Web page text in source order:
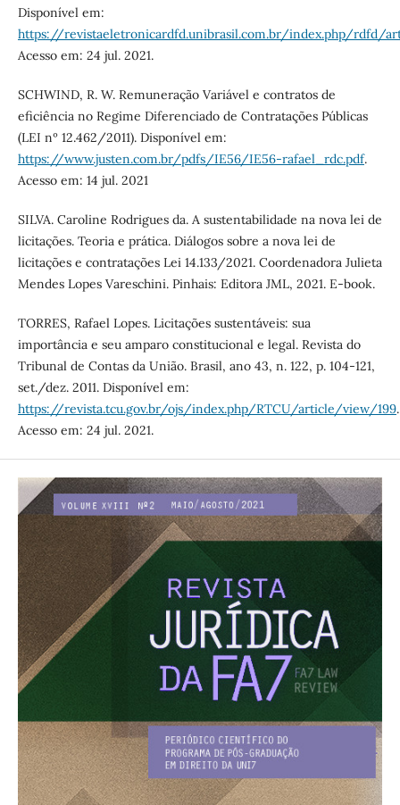
Disponível em:
https://revistaeletronicardfd.unibrasil.com.br/index.php/rdfd/
Acesso em: 24 jul. 2021.
SCHWIND, R. W. Remuneração Variável e contratos de
eficiência no Regime Diferenciado de Contratações Públicas
(LEI nº 12.462/2011). Disponível em:
https://www.justen.com.br/pdfs/IE56/IE56-rafael_rdc.pdf.
Acesso em: 14 jul. 2021
SILVA. Caroline Rodrigues da. A sustentabilidade na nova lei de
licitações. Teoria e prática. Diálogos sobre a nova lei de
licitações e contratações Lei 14.133/2021. Coordenadora Julieta
Mendes Lopes Vareschini. Pinhais: Editora JML, 2021. E-book.
TORRES, Rafael Lopes. Licitações sustentáveis: sua
importância e seu amparo constitucional e legal. Revista do
Tribunal de Contas da União. Brasil, ano 43, n. 122, p. 104-121,
set./dez. 2011. Disponível em:
https://revista.tcu.gov.br/ojs/index.php/RTCU/article/view/199.
Acesso em: 24 jul. 2021.